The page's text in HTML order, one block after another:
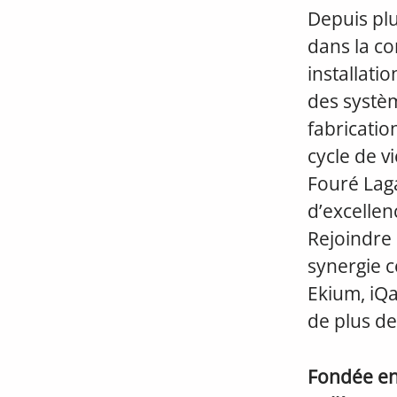
Depuis
dans la
des
cycle de
Fouré
synergie
Ekium,
de plus
Fondée